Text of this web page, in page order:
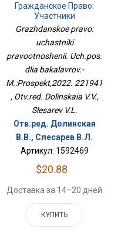
Гражданское Право:
Участники
Правоотношений.
Уч.пос. Для
Бакалавров.-
М.:Проспект,2022.
221941
Grazhdanskoe pravo:
uchastniki
pravootnoshenii. Uch.pos.
dlia bakalavrov.-
M.:Prospekt,2022. 221941
, Otv.red. Dolinskaia V.V.,
Slesarev V.L.
Отв.ред. Долинская
В.В., Слесарев В.Л.
Артикул: 1592469
$20.88
Доставка за 14–20 дней
КУПИТЬ